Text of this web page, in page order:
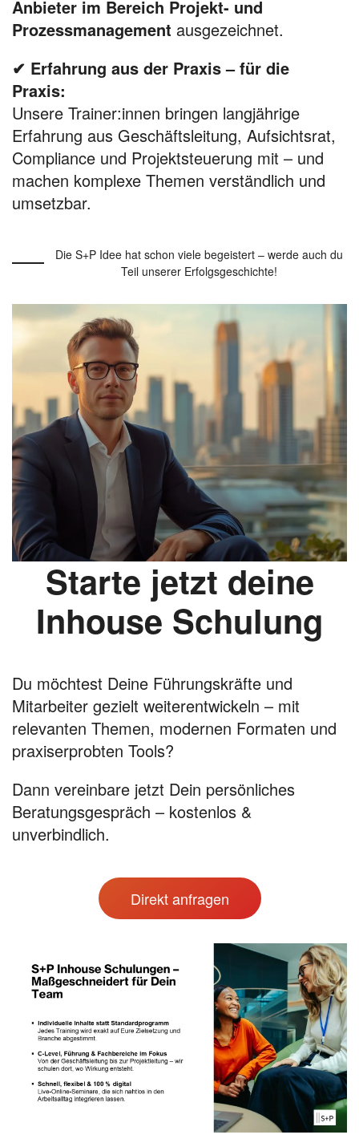
Anbieter im Bereich Projekt- und
Prozessmanagement ausgezeichnet.
✔ Erfahrung aus der Praxis – für die
Praxis:
Unsere Trainer:innen bringen langjährige
Erfahrung aus Geschäftsleitung, Aufsichtsrat,
Compliance und Projektsteuerung mit – und
machen komplexe Themen verständlich und
umsetzbar.
Die S+P Idee hat schon viele begeistert – werde auch du
Teil unserer Erfolgsgeschichte!
Starte jetzt deine
Inhouse Schulung
Du möchtest Deine Führungskräfte und
Mitarbeiter gezielt weiterentwickeln – mit
relevanten Themen, modernen Formaten und
praxiserprobten Tools?
Dann vereinbare jetzt Dein persönliches
Beratungsgespräch – kostenlos &
unverbindlich.
Direkt anfragen